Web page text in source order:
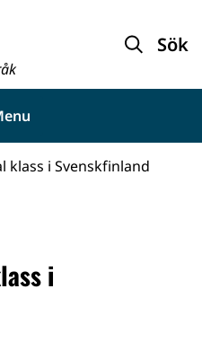
Sök
klass i Svenskfinland
i